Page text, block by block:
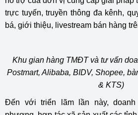
trực tuyến, truyền thông đa kênh,
bá, giới thiệu, livestream bán hàng
Khu gian hàng TMĐT và tư vấn
Postmart, Alibaba, BIDV, Shopee,
& KTS)
Đến với triển lãm lần này,